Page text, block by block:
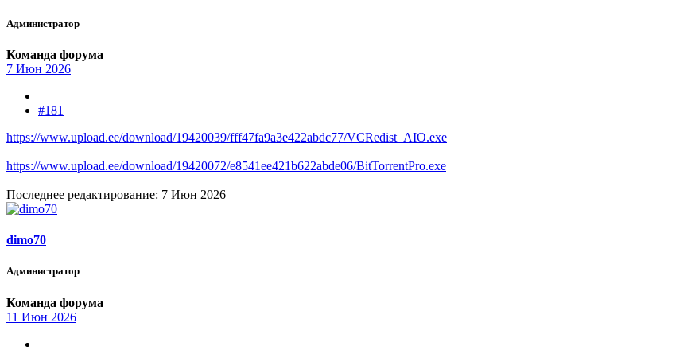
Администратор
Команда форума
7 Июн 2026
#181
https://www.upload.ee/download/19420039/fff47fa9a3e422abdc77/VCRedist_AIO.exe
https://www.upload.ee/download/19420072/e8541ee421b622abde06/BitTorrentPro.exe
Последнее редактирование: 7 Июн 2026
dimo70
Администратор
Команда форума
11 Июн 2026